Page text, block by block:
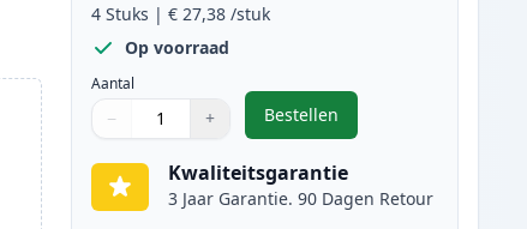
4 Stuks |€ 27,38 /stuk
Op voorraad
Aantal
Aantal
Gebruik de knoppen om aan te passen
− +
Aantal 1
Bestellen
,4 stuks Brother LC3239
Kwaliteitsgarantie
3 Jaar Garantie. 90 Dagen Retour